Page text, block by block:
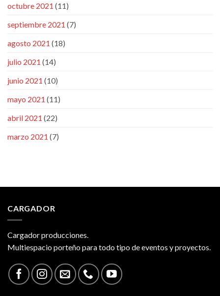
octubre 2021 (11)
septiembre 2021 (7)
agosto 2021 (18)
julio 2021 (14)
junio 2021 (10)
mayo 2021 (11)
abril 2021 (22)
marzo 2021 (7)
CARGADOR
Cargador producciones.
Multiespacio porteño para todo tipo de eventos y proyectos.